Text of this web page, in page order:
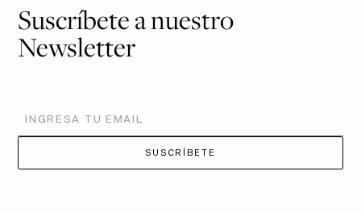
Suscríbete a nuestro
Newsletter